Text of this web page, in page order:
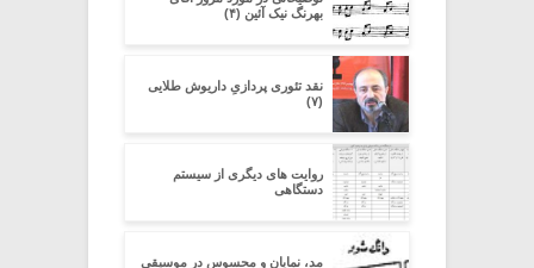
بهرنگ نیک آئین (۴)
نقد تئوری پردازیِ داریوش طلایی
(۷)
روایت های دیگری از سیستم
دستگاهی
مد، نمایان و محسوس در موسیقی